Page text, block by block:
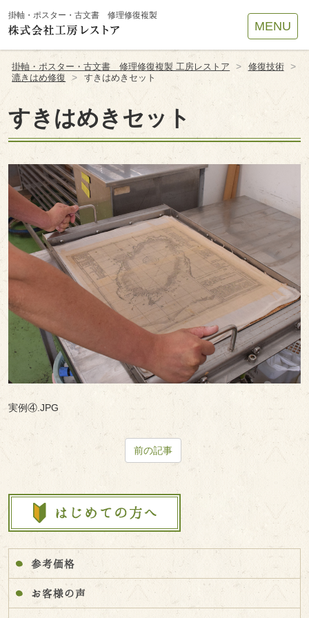
掛軸・ポスター・古文書 修理修復複製
MENU
掛軸・ポスター・古文書 修理修復複製 工房レストア > 修復技術 >
漉きはめ修復 > すきはめきセット
すきはめきセット
実例④.JPG
前の記事
参考価格
お客様の声
Site
Footer